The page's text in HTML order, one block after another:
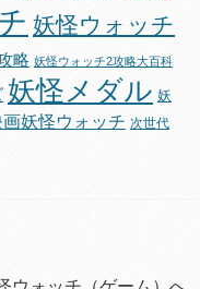
妖怪ウォッチ
略 妖怪ウォッチ2攻略大百科
妖怪メダル 妖
妖怪ウォッチ 次世代